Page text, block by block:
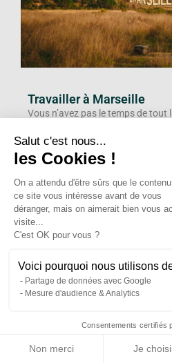
Travailler à Marseille
Vous n’avez pas le temps de tout
est la ville la plus
Lire l'article »
Salut c'est nous...
les Cookies !
On a attendu d'être sûrs que le
ce site vous intéresse avant de vous
déranger, mais on aimerait bien vous
visite...
C'est OK pour vous ?
Voici pourquoi nous utilisons
Partage de données avec Google
Mesure d'audience & Analytics
Consentements certifiés
Non merci Je